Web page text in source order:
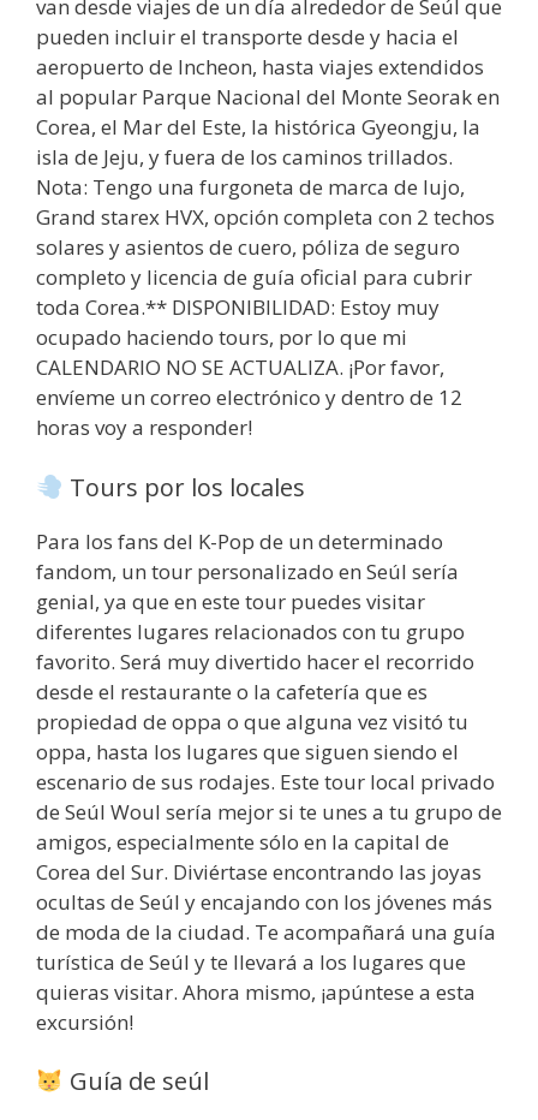
van desde viajes de un día alrededor de Seúl que
pueden incluir el transporte desde y hacia el
aeropuerto de Incheon, hasta viajes extendidos
al popular Parque Nacional del Monte Seorak en
Corea, el Mar del Este, la histórica Gyeongju, la
isla de Jeju, y fuera de los caminos trillados.
Nota: Tengo una furgoneta de marca de lujo,
Grand starex HVX, opción completa con 2 techos
solares y asientos de cuero, póliza de seguro
completo y licencia de guía oficial para cubrir
toda Corea.** DISPONIBILIDAD: Estoy muy
ocupado haciendo tours, por lo que mi
CALENDARIO NO SE ACTUALIZA. ¡Por favor,
envíeme un correo electrónico y dentro de 12
horas voy a responder!
Tours por los locales
Para los fans del K-Pop de un determinado
fandom, un tour personalizado en Seúl sería
genial, ya que en este tour puedes visitar
diferentes lugares relacionados con tu grupo
favorito. Será muy divertido hacer el recorrido
desde el restaurante o la cafetería que es
propiedad de oppa o que alguna vez visitó tu
oppa, hasta los lugares que siguen siendo el
escenario de sus rodajes. Este tour local privado
de Seúl Woul sería mejor si te unes a tu grupo de
amigos, especialmente sólo en la capital de
Corea del Sur. Diviértase encontrando las joyas
ocultas de Seúl y encajando con los jóvenes más
de moda de la ciudad. Te acompañará una guía
turística de Seúl y te llevará a los lugares que
quieras visitar. Ahora mismo, ¡apúntese a esta
excursión!
Guía de seúl